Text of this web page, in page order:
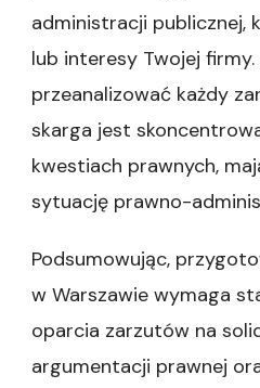
administracji publicznej,
lub interesy Twojej
przeanalizować każdy
skarga jest
kwestiach prawnych,
sytuację prawno-
Podsumowując,
w Warszawie wymaga
oparcia zarzutów na
argumentacji prawnej